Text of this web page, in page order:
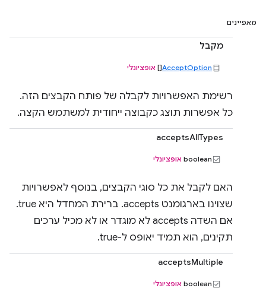
מאפיינים
מקבל
AcceptOption
[] אופציונלי
רשימת האפשרויות לקבלה של פותח הקבצים הזה.
כל אפשרות תוצג כקבוצה ייחודית למשתמש הקצה.
acceptsAllTypes
‫boolean אופציונלי
האם לקבל את כל סוגי הקבצים, בנוסף לאפשרויות
שצוינו בארגומנט accepts. ברירת המחדל היא true.
אם השדה accepts לא מוגדר או לא מכיל ערכים
תקינים, הוא תמיד יאופס ל-true.
acceptsMultiple
‫boolean אופציונלי